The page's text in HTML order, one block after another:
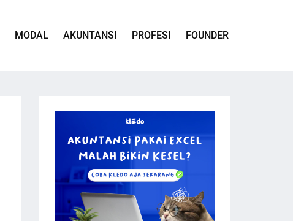
MODAL AKUNTANSI PROFESI FOUNDER